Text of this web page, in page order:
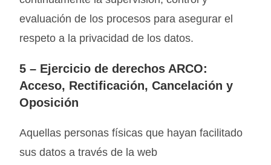
evaluación de los procesos para asegurar el
respeto a la privacidad de los datos.
5 – Ejercicio de derechos ARCO:
Acceso, Rectificación, Cancelación y
Oposición
Aquellas personas físicas que hayan facilitado
sus datos a través de la web